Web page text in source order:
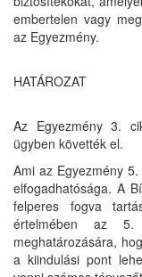
embertelen vagy
az Egyezmény.
HATÁROZAT
Az Egyezmény 3.
ügyben követték el.
Ami az Egyezmény
elfogadhatósága. A
felperes fogva
értelmében az
meghatározására,
a kiindulási pont